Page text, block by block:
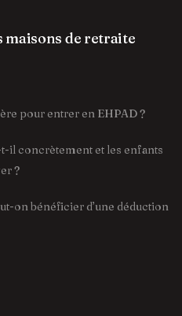
de retraite
pour entrer en EHPAD ?
il concrètement et les enfants
?
on bénéficier d’une déduction